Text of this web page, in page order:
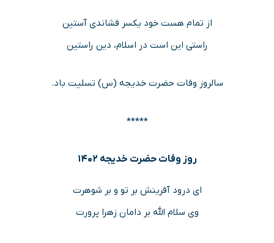
از تمام هست خود یکسر فشاندی آستین
راستی این است در اسلام، دین راستین
سالروز وفات حضرت خدیجه (س) تسلیت باد.
*****
روز وفات حضرت خدیجه ۱۴۰۲
ای درود آفرینش بر تو و بر شوهرت
وی سلام الله بر دامان زهرا پرورت